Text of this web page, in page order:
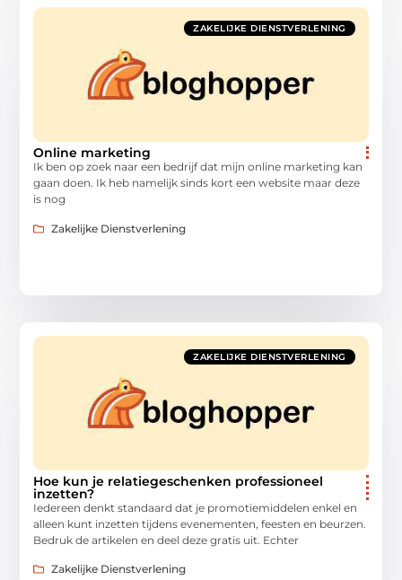
ZAKELIJKE DIENSTVERLENING
Online marketing
Ik ben op zoek naar een bedrijf dat mijn online marketing kan
gaan doen. Ik heb namelijk sinds kort een website maar deze
is nog
Zakelijke Dienstverlening
ZAKELIJKE DIENSTVERLENING
Hoe kun je relatiegeschenken professioneel
inzetten?
Iedereen denkt standaard dat je promotiemiddelen enkel en
alleen kunt inzetten tijdens evenementen, feesten en beurzen.
Bedruk de artikelen en deel deze gratis uit. Echter
Zakelijke Dienstverlening